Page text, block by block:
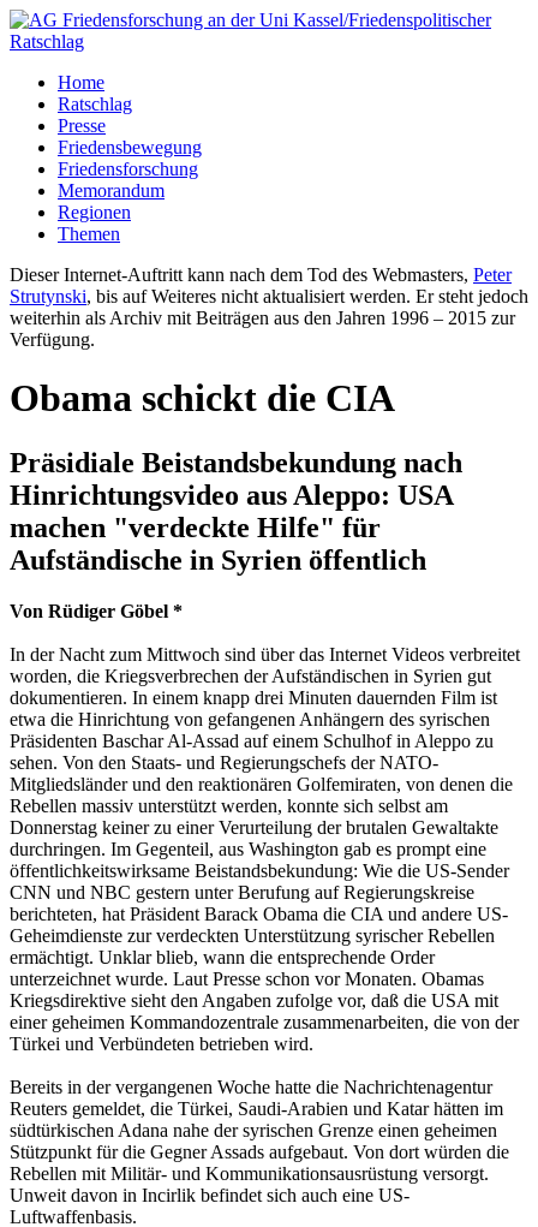
Home
Ratschlag
Presse
Friedensbewegung
Friedensforschung
Memorandum
Regionen
Themen
Dieser Internet-Auftritt kann nach dem Tod des Webmasters, Peter
Strutynski, bis auf Weiteres nicht aktualisiert werden. Er steht jedoch
weiterhin als Archiv mit Beiträgen aus den Jahren 1996 – 2015 zur
Verfügung.
Obama schickt die CIA
Präsidiale Beistandsbekundung nach
Hinrichtungsvideo aus Aleppo: USA
machen "verdeckte Hilfe" für
Aufständische in Syrien öffentlich
Von Rüdiger Göbel *
In der Nacht zum Mittwoch sind über das Internet Videos verbreitet
worden, die Kriegsverbrechen der Aufständischen in Syrien gut
dokumentieren. In einem knapp drei Minuten dauernden Film ist
etwa die Hinrichtung von gefangenen Anhängern des syrischen
Präsidenten Baschar Al-Assad auf einem Schulhof in Aleppo zu
sehen. Von den Staats- und Regierungschefs der NATO-
Mitgliedsländer und den reaktionären Golfemiraten, von denen die
Rebellen massiv unterstützt werden, konnte sich selbst am
Donnerstag keiner zu einer Verurteilung der brutalen Gewaltakte
durchringen. Im Gegenteil, aus Washington gab es prompt eine
öffentlichkeitswirksame Beistandsbekundung: Wie die US-Sender
CNN und NBC gestern unter Berufung auf Regierungskreise
berichteten, hat Präsident Barack Obama die CIA und andere US-
Geheimdienste zur verdeckten Unterstützung syrischer Rebellen
ermächtigt. Unklar blieb, wann die entsprechende Order
unterzeichnet wurde. Laut Presse schon vor Monaten. Obamas
Kriegsdirektive sieht den Angaben zufolge vor, daß die USA mit
einer geheimen Kommandozentrale zusammenarbeiten, die von der
Türkei und Verbündeten betrieben wird.
Bereits in der vergangenen Woche hatte die Nachrichtenagentur
Reuters gemeldet, die Türkei, Saudi-Arabien und Katar hätten im
südtürkischen Adana nahe der syrischen Grenze einen geheimen
Stützpunkt für die Gegner Assads aufgebaut. Von dort würden die
Rebellen mit Militär- und Kommunikationsausrüstung versorgt.
Unweit davon in Incirlik befindet sich auch eine US-
Luftwaffenbasis.